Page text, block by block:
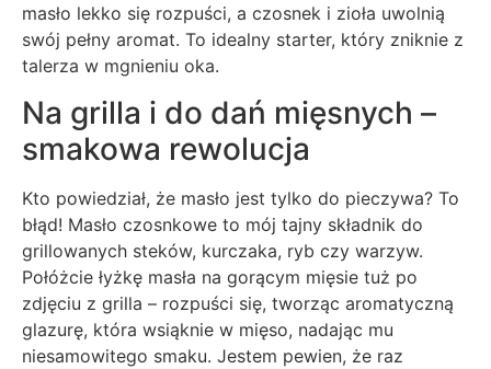
masło lekko się rozpuści, a czosnek i zioła uwolnią
swój pełny aromat. To idealny starter, który zniknie z
talerza w mgnieniu oka.
Na grilla i do dań mięsnych –
smakowa rewolucja
Kto powiedział, że masło jest tylko do pieczywa? To
błąd! Masło czosnkowe to mój tajny składnik do
grillowanych steków, kurczaka, ryb czy warzyw.
Połóżcie łyżkę masła na gorącym mięsie tuż po
zdjęciu z grilla – rozpuści się, tworząc aromatyczną
glazurę, która wsiąknie w mięso, nadając mu
niesamowitego smaku. Jestem pewien, że raz